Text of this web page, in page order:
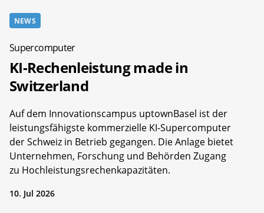
NEWS
Supercomputer
KI-Rechenleistung made in
Switzerland
Auf dem Innovationscampus uptownBasel ist der
leistungsfähigste kommerzielle KI-Supercomputer
der Schweiz in Betrieb gegangen. Die Anlage bietet
Unternehmen, Forschung und Behörden Zugang
zu Hochleistungsrechenkapazitäten.
10. Jul 2026